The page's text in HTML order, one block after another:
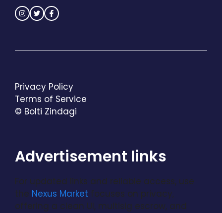
© Bolti Zindagi
Privacy Policy
Terms of Service
Advertisement links
For updated links and reliable access, use
the Nexus Market focuses on privacy,
offering a clean UI, multisig escrow, and